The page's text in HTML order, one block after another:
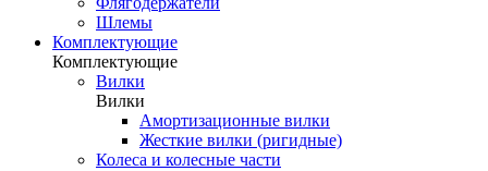
Шлемы
Комплектующие
Комплектующие
Вилки
Вилки
Амортизационные вилки
Жесткие вилки (ригидные)
Колеса и колесные части